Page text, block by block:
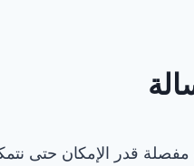
قدر الإمكان حتى